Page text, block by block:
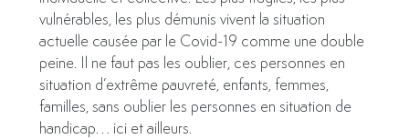
vulnérables, les plus démunis vivent la situation
actuelle causée par le Covid-19 comme une double
peine. Il ne faut pas les oublier, ces personnes en
situation d’extrême pauvreté, enfants, femmes,
familles, sans oublier les personnes en situation de
handicap… ici et ailleurs.